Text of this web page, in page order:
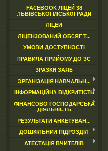
FACEBOOK ЛІЦЕЙ 38
ЛЬВІВСЬКОЇ МІСЬКОЇ РАДИ
ЛІЦЕЙ
ЛІЦЕНЗОВАНИЙ ОБСЯГ Т...
УМОВИ ДОСТУПНОСТІ
ПРАВИЛА ПРИЙОМУ ДО ЗО
ЗРАЗКИ ЗАЯВ
ОРГАНІЗАЦІЯ НАВЧАЛЬН...
ІНФОРМАЦІЙНА ВІДКРИТІСТЬ
ФІНАНСОВО ГОСПОДАРСЬКА
ДІЯЛЬНІСТЬ
РЕЗУЛЬТАТИ АНКЕТУВАН...
ДОШКІЛЬНИЙ ПІДРОЗДІЛ
АТЕСТАЦІЯ ВЧИТЕЛІВ